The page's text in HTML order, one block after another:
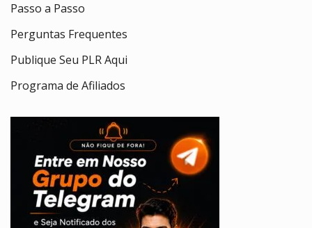
Passo a Passo
Perguntas Frequentes
Publique Seu PLR Aqui
Programa de Afiliados